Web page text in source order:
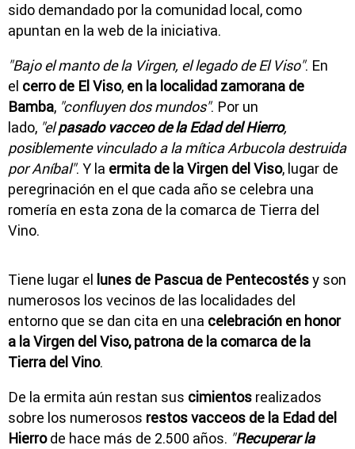
sido demandado por la comunidad local, como
apuntan en la web de la iniciativa.
"Bajo el manto de la Virgen, el legado de El Viso". En
el cerro de El Viso, en la localidad zamorana de
Bamba, "confluyen dos mundos". Por un
lado, "elpasado vacceo de la Edad del Hierro,
posiblemente vinculado a la mítica Arbucola destruida
por Aníbal". Y la ermita de la Virgen del Viso, lugar de
peregrinación en el que cada año se celebra una
romería en esta zona de la comarca de Tierra del
Vino.
Tiene lugar el lunes de Pascua de Pentecostésy son
numerosos los vecinos de las localidades del
entorno que se dan cita en una celebración en honor
a la Virgen del Viso, patrona de la comarca de la
Tierra del Vino.
De la ermita aún restan sus cimientos realizados
sobre los numerosos restos vacceos de la Edad del
Hierrode hace más de 2.500 años. "Recuperar la